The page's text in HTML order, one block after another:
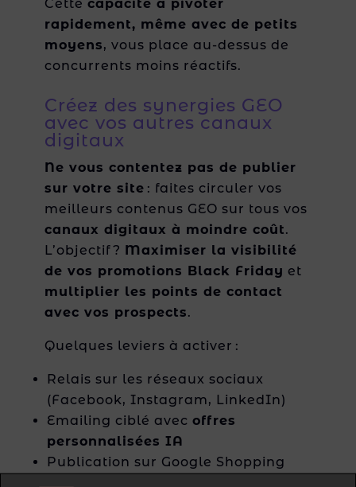
Cette capacité à pivoter
rapidement, même avec de petits
moyens, vous place au-dessus de
concurrents moins réactifs.
Créez des synergies GEO
avec vos autres canaux
digitaux
Ne vous contentez pas de publier
sur votre site : faites circuler vos
meilleurs contenus GEO sur tous vos
canaux digitaux à moindre coût.
L’objectif ? Maximiser la visibilité
de vos promotions Black Friday et
multiplier les points de contact
avec vos prospects.
Quelques leviers à activer :
Relais sur les réseaux sociaux
(Facebook, Instagram, LinkedIn)
Emailing ciblé avec offres
personnalisées IA
Publication sur Google Shopping